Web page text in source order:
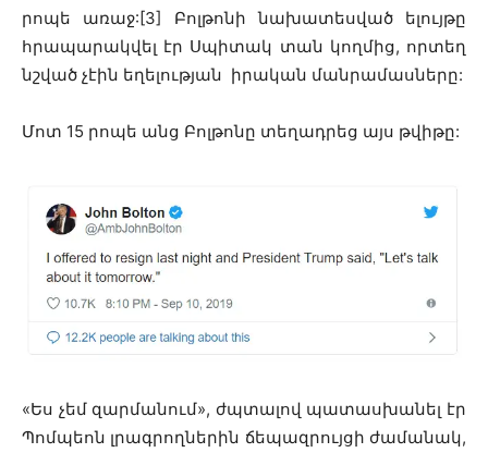
րոպե առաջ:[3] Բոլթոնի նախատեսված ելույթը
հրապարակվել էր Սպիտակ տան կողմից, որտեղ
նշված չէին եղելության իրական մանրամասները:
Մոտ 15 րոպե անց Բոլթոնը տեղադրեց այս թվիթը:
«Ես չեմ զարմանում», ժպտալով պատասխանել էր
Պոմպեոն լրագրողներին ճեպազրույցի ժամանակ,